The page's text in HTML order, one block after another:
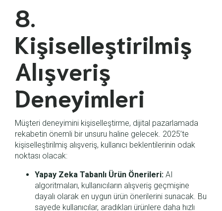
8.
Kişiselleştirilmiş
Alışveriş
Deneyimleri
Müşteri deneyimini kişiselleştirme, dijital pazarlamada
rekabetin önemli bir unsuru haline gelecek. 2025’te
kişiselleştirilmiş alışveriş, kullanıcı beklentilerinin odak
noktası olacak:
Yapay Zeka Tabanlı Ürün Önerileri: AI
algoritmaları, kullanıcıların alışveriş geçmişine
dayalı olarak en uygun ürün önerilerini sunacak. Bu
sayede kullanıcılar, aradıkları ürünlere daha hızlı